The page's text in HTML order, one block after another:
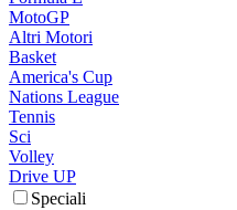
MotoGP
Altri Motori
Basket
America's Cup
Nations League
Tennis
Sci
Volley
Drive UP
Speciali